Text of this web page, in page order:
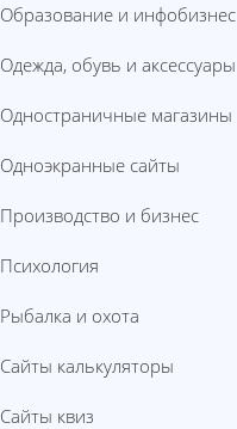
Образование и инфобизнес
Одежда, обувь и аксессуары
Одностраничные магазины
Одноэкранные сайты
Производство и бизнес
Психология
Рыбалка и охота
Сайты калькуляторы
Сайты квиз